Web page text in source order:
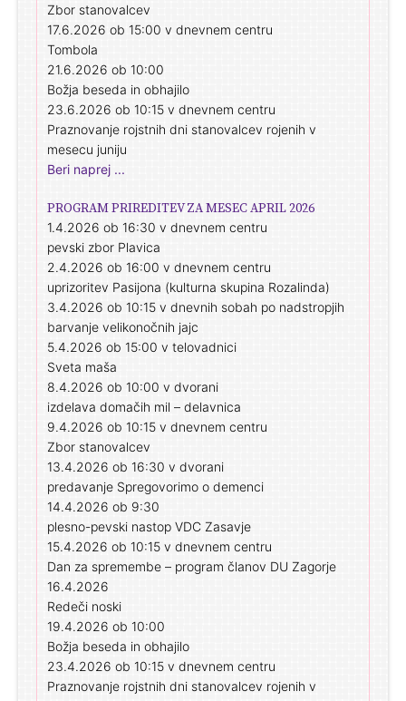
Zbor stanovalcev
17.6.2026 ob 15:00 v dnevnem centru
Tombola
21.6.2026 ob 10:00
Božja beseda in obhajilo
23.6.2026 ob 10:15 v dnevnem centru
Praznovanje rojstnih dni stanovalcev rojenih v
mesecu juniju
Beri naprej ...
PROGRAM PRIREDITEV ZA MESEC APRIL 2026
1.4.2026 ob 16:30 v dnevnem centru
pevski zbor Plavica
2.4.2026 ob 16:00 v dnevnem centru
uprizoritev Pasijona (kulturna skupina Rozalinda)
3.4.2026 ob 10:15 v dnevnih sobah po nadstropjih
barvanje velikonočnih jajc
5.4.2026 ob 15:00 v telovadnici
Sveta maša
8.4.2026 ob 10:00 v dvorani
izdelava domačih mil – delavnica
9.4.2026 ob 10:15 v dnevnem centru
Zbor stanovalcev
13.4.2026 ob 16:30 v dvorani
predavanje Spregovorimo o demenci
14.4.2026 ob 9:30
plesno-pevski nastop VDC Zasavje
15.4.2026 ob 10:15 v dnevnem centru
Dan za spremembe – program članov DU Zagorje
16.4.2026
Redeči noski
19.4.2026 ob 10:00
Božja beseda in obhajilo
23.4.2026 ob 10:15 v dnevnem centru
Praznovanje rojstnih dni stanovalcev rojenih v